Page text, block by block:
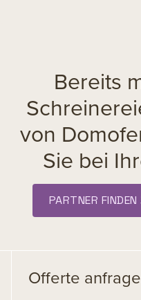
Bereits
von
Sie bei
PARTNER FINDEN
Offerte